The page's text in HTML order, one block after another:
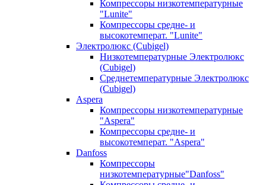
Компрессоры низкотемпературные
"Lunite"
Компрессоры средне- и
высокотемперат. "Lunite"
Электролюкс (Cubigel)
Низкотемпературные Электролюкс
(Cubigel)
Среднетемпературные Электролюкс
(Cubigel)
Aspera
Компрессоры низкотемпературные
"Aspera"
Компрессоры средне- и
высокотемперат. "Aspera"
Danfoss
Компрессоры
низкотемпературные"Danfoss"